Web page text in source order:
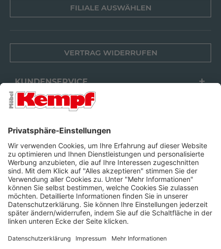
FILIALE AUSWÄHLEN
VERTRAG WIDERRUFEN
KUNDENSERVICE
FILIALEN
FOLGEN SIE UNS
Barrierefreiheit Cookie-Einstellungen Widerrufsrecht